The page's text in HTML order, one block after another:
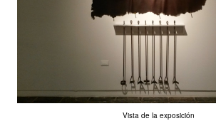
Vista de la exposición